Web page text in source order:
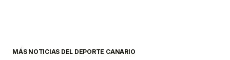
MÁS NOTICIAS DEL DEPORTE CANARIO